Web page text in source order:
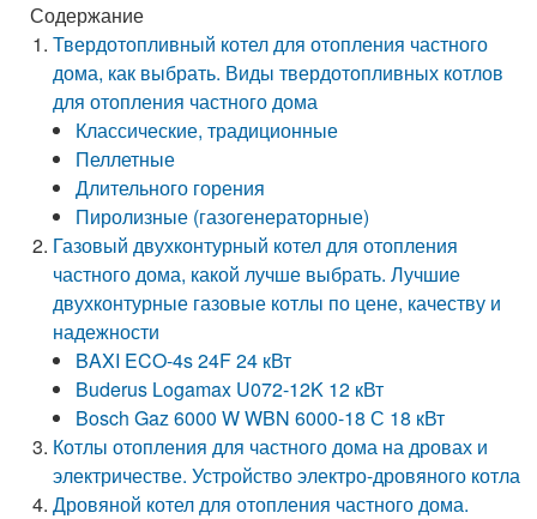
Содержание
Твердотопливный котел для отопления частного
дома, как выбрать. Виды твердотопливных котлов
для отопления частного дома
Классические, традиционные
Пеллетные
Длительного горения
Пиролизные (газогенераторные)
Газовый двухконтурный котел для отопления
частного дома, какой лучше выбрать. Лучшие
двухконтурные газовые котлы по цене, качеству и
надежности
BAXI ECO-4s 24F 24 кВт
Buderus Logamax U072-12K 12 кВт
Bosch Gaz 6000 W WBN 6000-18 С 18 кВт
Котлы отопления для частного дома на дровах и
электричестве. Устройство электро-дровяного котла
Дровяной котел для отопления частного дома.